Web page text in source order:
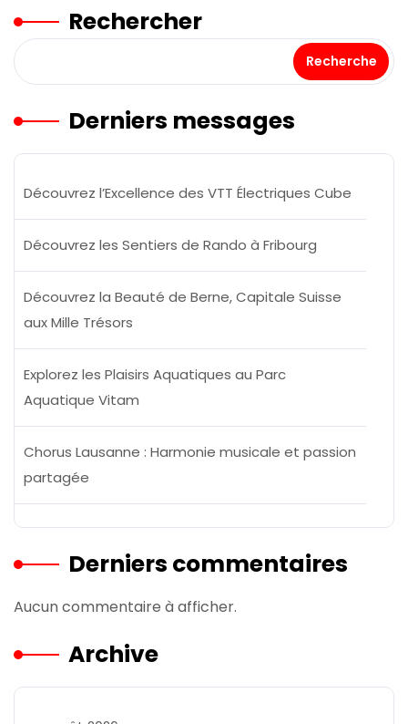
Rechercher
Recherche
Derniers messages
Découvrez l’Excellence des VTT Électriques Cube
Découvrez les Sentiers de Rando à Fribourg
Découvrez la Beauté de Berne, Capitale Suisse
aux Mille Trésors
Explorez les Plaisirs Aquatiques au Parc
Aquatique Vitam
Chorus Lausanne : Harmonie musicale et passion
partagée
Derniers commentaires
Aucun commentaire à afficher.
Archive